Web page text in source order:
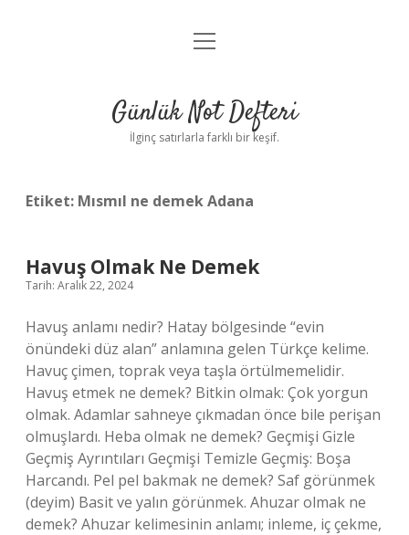
Anasayfa
Yasal Uyarı
menüyü
Günlük Not Defteri
İlginç satırlarla farklı bir keşif.
Etiket: Mısmıl ne demek Adana
Havuş Olmak Ne Demek
Tarih: Aralık 22, 2024
Havuş anlamı nedir? Hatay bölgesinde “evin
önündeki düz alan” anlamına gelen Türkçe kelime.
Havuç çimen, toprak veya taşla örtülmemelidir.
Havuş etmek ne demek? Bitkin olmak: Çok yorgun
olmak. Adamlar sahneye çıkmadan önce bile perişan
olmuşlardı. Heba olmak ne demek? Geçmişi Gizle
Geçmiş Ayrıntıları Geçmişi Temizle Geçmiş: Boşa
Harcandı. Pel pel bakmak ne demek? Saf görünmek
(deyim) Basit ve yalın görünmek. Ahuzar olmak ne
demek? Ahuzar kelimesinin anlamı; inleme, iç çekme,